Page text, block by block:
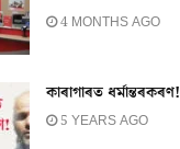
4 MONTHS AGO
কাৰাগাৰত ধৰ্মান্তৰকৰণ!
5 YEARS AGO